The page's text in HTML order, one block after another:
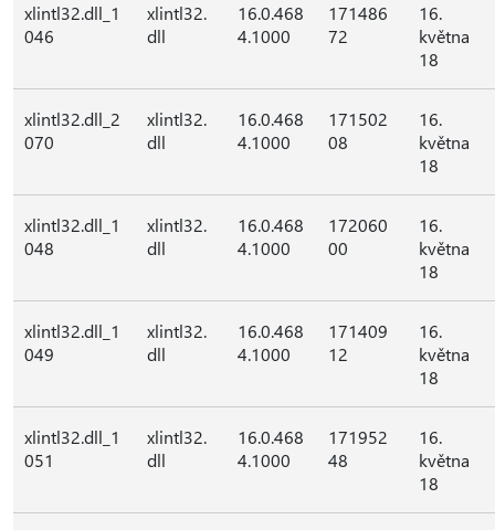
xlintl32.dll_1
046
xlintl32.
dll
16.0.468
4.1000
171486
72
16.
května
18
xlintl32.dll_2
070
xlintl32.
dll
16.0.468
4.1000
171502
08
16.
května
18
xlintl32.dll_1
048
xlintl32.
dll
16.0.468
4.1000
172060
00
16.
května
18
xlintl32.dll_1
049
xlintl32.
dll
16.0.468
4.1000
171409
12
16.
května
18
xlintl32.dll_1
051
xlintl32.
dll
16.0.468
4.1000
171952
48
16.
května
18